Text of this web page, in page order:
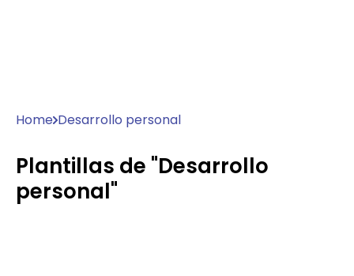
Home Desarrollo personal
Plantillas de "Desarrollo
personal"